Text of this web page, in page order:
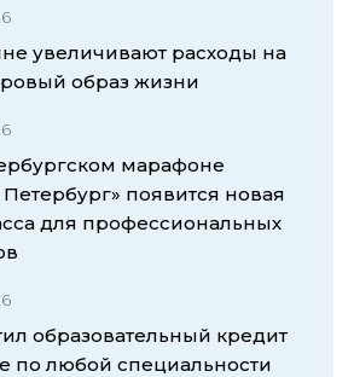
увеличивают расходы на
образ жизни
марафоне
появится новая
для профессиональных
образовательный кредит
по любой специальности